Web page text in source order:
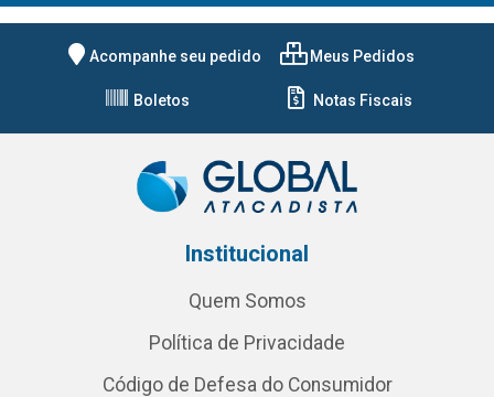
Acompanhe seu pedido Meus Pedidos
Boletos Notas Fiscais
Institucional
Quem Somos
Política de Privacidade
Código de Defesa do Consumidor